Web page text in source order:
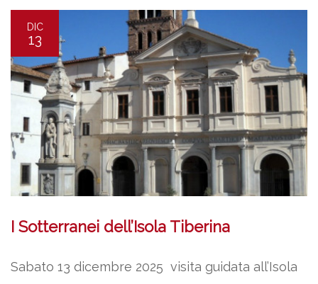
DIC
13
I Sotterranei dell’Isola Tiberina
Sabato 13 dicembre 2025 visita guidata all’Isola